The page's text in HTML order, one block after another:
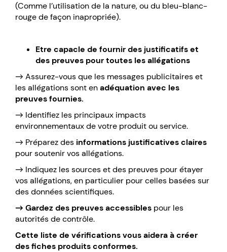
(Comme l’utilisation de la nature, ou du bleu-blanc-
rouge de façon inapropriée).
Etre capacle de fournir des justificatifs et
des preuves pour toutes les allégations
→ Assurez-vous que les messages publicitaires et
les allégations sont enadéquation avec les
preuves fournies.
→ Identifiez les principaux impacts
environnementaux de votre produit ou service.
→ Préparez des informations justificatives claires
pour soutenir vos allégations.
→ Indiquez les sources et des preuves pour étayer
vos allégations, en particulier pour celles basées sur
des données scientifiques.
→ Gardez des preuves accessibles pour les
autorités de contrôle.
Cette liste de vérifications vous aidera à créer
des fiches produits conformes.